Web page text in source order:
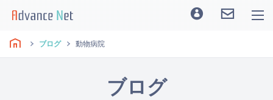
ブログ 動物病院
ブログ